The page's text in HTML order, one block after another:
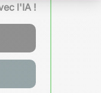
l'IA !